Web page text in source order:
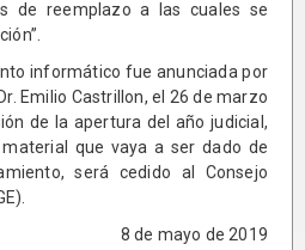
de reemplazo a las cuales se
informático fue anunciada por
Emilio Castrillon, el 26 de marzo
de la apertura del año judicial,
que vaya a ser dado de
será cedido al Consejo
8 de mayo de 2019